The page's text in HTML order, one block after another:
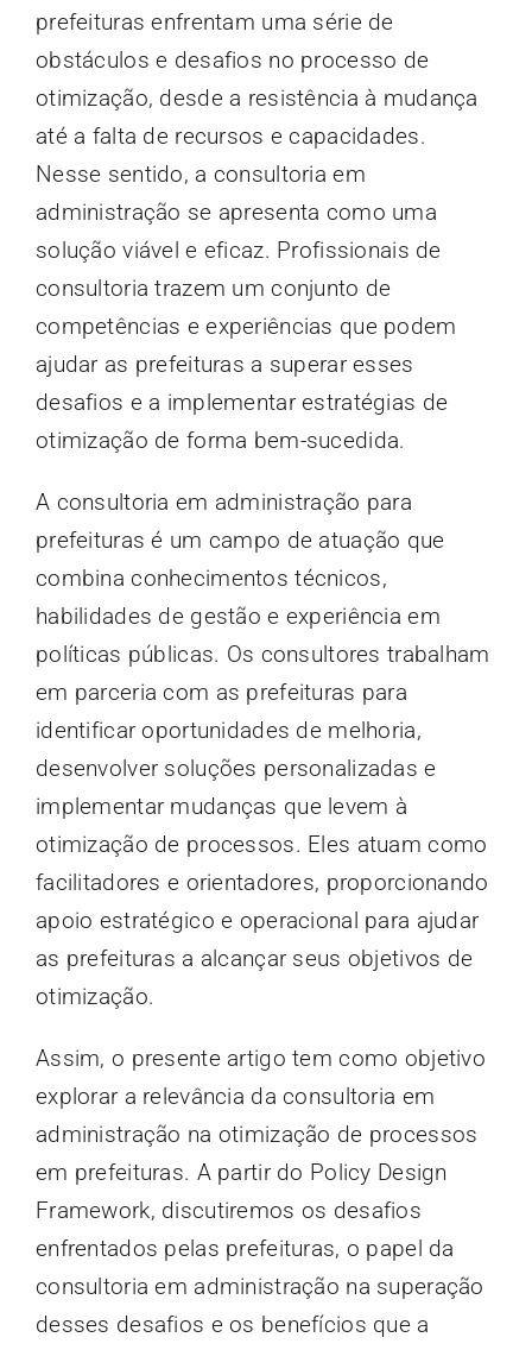
prefeituras enfrentam uma série de
obstáculos e desafios no processo de
otimização, desde a resistência à mudança
até a falta de recursos e capacidades.
Nesse sentido, a consultoria em
administração se apresenta como uma
solução viável e eficaz. Profissionais de
consultoria trazem um conjunto de
competências e experiências que podem
ajudar as prefeituras a superar esses
desafios e a implementar estratégias de
otimização de forma bem-sucedida.
A consultoria em administração para
prefeituras é um campo de atuação que
combina conhecimentos técnicos,
habilidades de gestão e experiência em
políticas públicas. Os consultores trabalham
em parceria com as prefeituras para
identificar oportunidades de melhoria,
desenvolver soluções personalizadas e
implementar mudanças que levem à
otimização de processos. Eles atuam como
facilitadores e orientadores, proporcionando
apoio estratégico e operacional para ajudar
as prefeituras a alcançar seus objetivos de
otimização.
Assim, o presente artigo tem como objetivo
explorar a relevância da consultoria em
administração na otimização de processos
em prefeituras. A partir do Policy Design
Framework, discutiremos os desafios
enfrentados pelas prefeituras, o papel da
consultoria em administração na superação
desses desafios e os benefícios que a